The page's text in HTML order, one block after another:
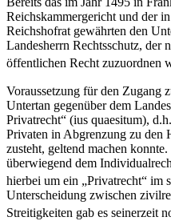
Reichskammergericht und der
Reichshofrat gewährten den
Landesherrn Rechtsschutz, der
öffentlichen Recht zuzuordnen
Voraussetzung für den Zugang
Untertan gegenüber dem
Privatrecht“ (ius quaesitum),
Privaten in Abgrenzung zu den
zusteht, geltend machen
überwiegend dem
hierbei um ein „Privatrecht“ im
Unterscheidung zwischen
Streitigkeiten gab es seinerzeit